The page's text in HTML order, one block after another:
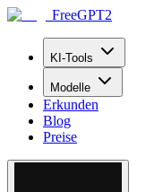
FreeGPT2
KI-Tools
Modelle
Erkunden
Blog
Preise